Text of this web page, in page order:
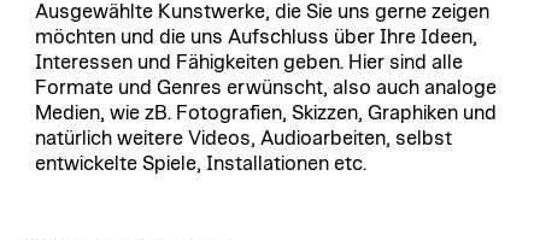
Ausgewählte Kunstwerke, die Sie uns gerne zeigen
möchten und die uns Aufschluss über Ihre Ideen,
Interessen und Fähigkeiten geben. Hier sind alle
Formate und Genres erwünscht, also auch analoge
Medien, wie zB. Fotografien, Skizzen, Graphiken und
natürlich weitere Videos, Audioarbeiten, selbst
entwickelte Spiele, Installationen etc.